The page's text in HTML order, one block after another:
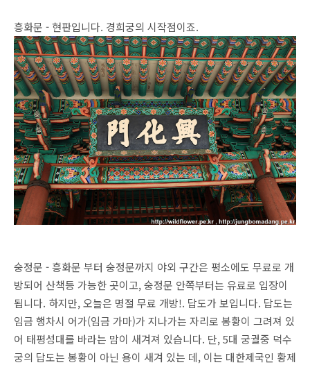
흥화문 - 현판입니다. 경희궁의 시작점이죠.
숭정문 - 흥화문 부터 숭정문까지 야외 구간은 평소에도 무료로 개
방되어 산책등 가능한 곳이고, 숭정문 안쪽부터는 유료로 입장이
됩니다. 하지만, 오늘은 명절 무료 개방!. 답도가 보입니다. 답도는
임금 행차시 어가(임금 가마)가 지나가는 자리로 봉황이 그려져 있
어 태평성대를 바라는 맘이 새겨져 있습니다. 단, 5대 궁궐중 덕수
궁의 답도는 봉황이 아닌 용이 새겨 있는 데, 이는 대한제국인 황제